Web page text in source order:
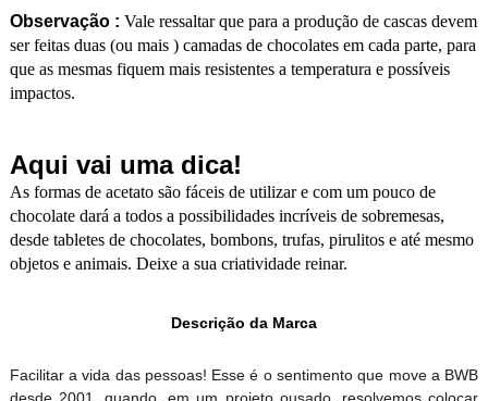
Observação : Vale ressaltar que para a produção de cascas devem
ser feitas duas (ou mais ) camadas de chocolates em cada parte, para
que as mesmas fiquem mais resistentes a temperatura e possíveis
impactos.
Aqui vai uma dica!
As formas de acetato são fáceis de utilizar e com um pouco de
chocolate dará a todos a possibilidades incríveis de sobremesas,
desde tabletes de chocolates, bombons, trufas, pirulitos e até mesmo
objetos e animais. Deixe a sua criatividade reinar.
Descrição da Marca
Facilitar a vida das pessoas! Esse é o sentimento que move a BWB